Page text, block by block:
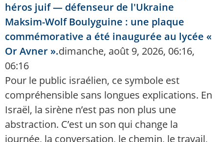
héros juif — défenseur de l'Ukraine
Maksim-Wolf Boulyguine : une plaque
commémorative a été inaugurée au lycée «
Or Avner ».dimanche, août 9, 2026, 06:16,
06:16
Pour le public israélien, ce symbole est
compréhensible sans longues explications. En
Israël, la sirène n’est pas non plus une
abstraction. C’est un son qui change la
journée, la conversation, le chemin, le travail,